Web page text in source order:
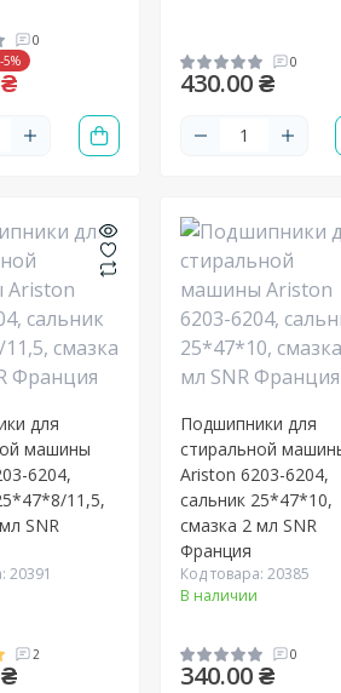
0
-5% 0
430.00 ₴
для
машины
6204,
11,5,
SNR
20391
2
Подшипники для
стиральной
Ariston 6203-6204,
сальник 25*47*10,
смазка 2 мл SNR
Франция
Код товара: 20385
В наличии
0
340.00 ₴